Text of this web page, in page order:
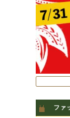
ファ